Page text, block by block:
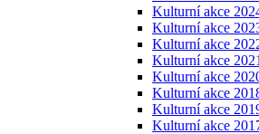
Kulturní akce
Kulturní akce
Kulturní akce
Kulturní akce 2021
Kulturní akce
Kulturní akce
Kulturní akce
Kulturní akce